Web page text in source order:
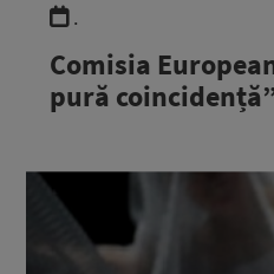
.
Comisia
pură